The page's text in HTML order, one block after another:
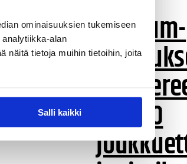
ominaisuuksien tukemiseen
alan
näitä tietoja muihin tietoihin, joita
Salli kaikki
Stadium-
yli 200